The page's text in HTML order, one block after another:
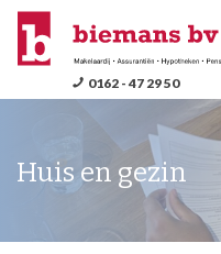
0162 - 47 29 50
Huis en gezin